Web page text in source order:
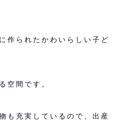
作られたかわいらしい子ど
空間です。
も充実しているので、出産